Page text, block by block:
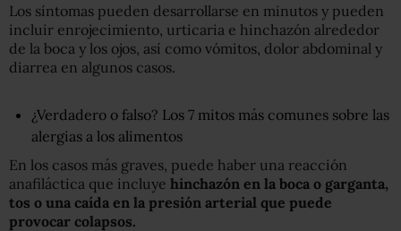
Los síntomas pueden desarrollarse en minutos y pueden
incluir enrojecimiento, urticaria e hinchazón alrededor
de la boca y los ojos, así como vómitos, dolor abdominal y
diarrea en algunos casos.
¿Verdadero o falso? Los 7 mitos más comunes sobre las
alergias a los alimentos
En los casos más graves, puede haber una reacción
anafiláctica que incluye hinchazón en la boca o garganta,
tos o una caída en la presión arterial que puede
provocar colapsos.